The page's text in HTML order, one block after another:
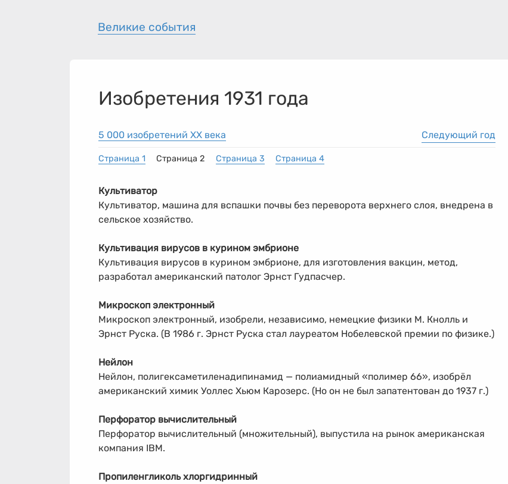
Великие события
Изобретения 1931 года
5 000 изобретений XX века Следующий год
Страница 1 Страница 2 Страница 3 Страница 4
Культиватор
Культиватор, машина для вспашки почвы без переворота верхнего слоя, внедрена в
сельское хозяйство.
Культивация вирусов в курином эмбрионе
Культивация вирусов в курином эмбрионе, для изготовления вакцин, метод,
разработал американский патолог Эрнст Гудпасчер.
Микроскоп электронный
Микроскоп электронный, изобрели, независимо, немецкие физики М. Кнолль и
Эрнст Руска. (В 1986 г. Эрнст Руска стал лауреатом Нобелевской премии по физике.)
Нейлон
Нейлон, полигексаметиленадипинамид — полиамидный «полимер 66», изобрёл
американский химик Уоллес Хьюм Карозерс. (Но он не был запатентован до 1937 г.)
Перфоратор вычислительный
Перфоратор вычислительный (множительный), выпустила на рынок американская
компания IBM.
Пропиленгликоль хлоргидринный